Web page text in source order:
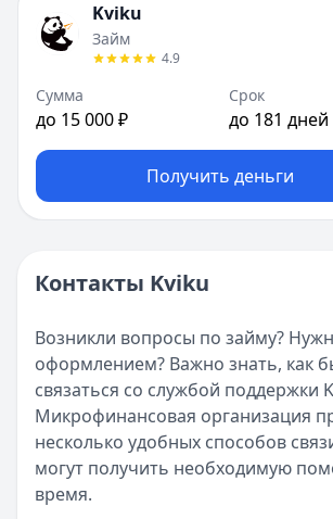
Kviku
Займ
4.9
Сумма
до 15 000 ₽
Срок
до 181 дней
Получить деньги
Контакты Kviku
Возникли вопросы по займу?
оформлением? Важно знать, как
связаться со службой поддержки
Микрофинансовая организация
несколько удобных способов
могут получить необходимую
время.